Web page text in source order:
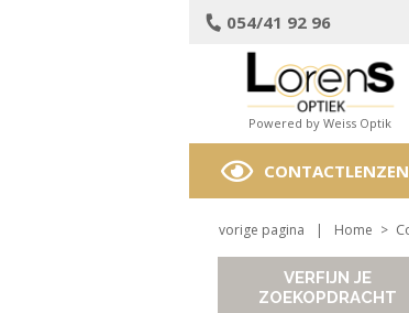
054/41 92 96
Powered by Weiss Optik
CONTACTLENZEN
vorige pagina | Home >
VERFIJN JE
ZOEKOPDRACHT